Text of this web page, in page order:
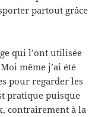
partout grâce
qui l’ont utilisée
même j’ai été
pour regarder les
pratique puisque
contrairement à la